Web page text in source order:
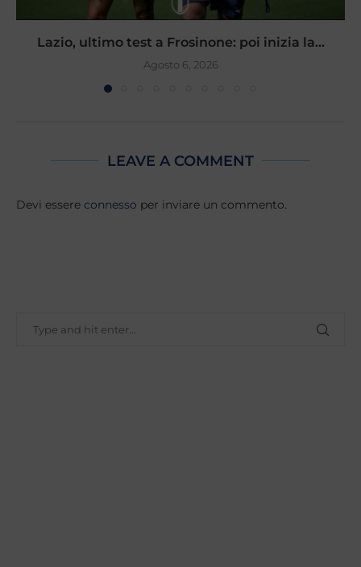
Lazio, ultimo test a Frosinone: poi inizia la...
Agosto 6, 2026
LEAVE A COMMENT
Devi essere connesso per inviare un commento.